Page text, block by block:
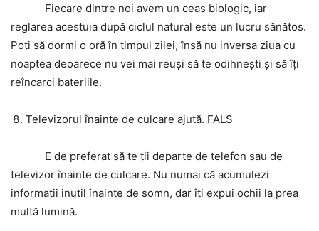
Fiecare dintre noi avem un ceas biologic, iar
reglarea acestuia după ciclul natural este un lucru sănătos.
Poți să dormi o oră în timpul zilei, însă nu inversa ziua cu
noaptea deoarece nu vei mai reuși să te odihnești și să îți
reîncarci bateriile.
Televizorul înainte de culcare ajută. FALS
E de preferat să te ții departe de telefon sau de
televizor înainte de culcare. Nu numai că acumulezi
informații inutil înainte de somn, dar îți expui ochii la prea
multă lumină.